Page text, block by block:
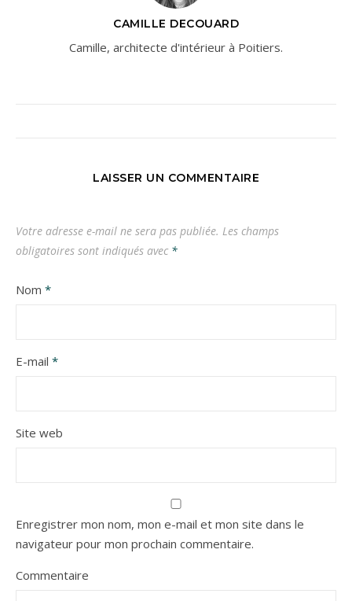
CAMILLE DECOUARD
Camille, architecte d'intérieur à Poitiers.
LAISSER UN COMMENTAIRE
Votre adresse e-mail ne sera pas publiée. Les champs
obligatoires sont indiqués avec *
Nom *
E-mail *
Site web
Enregistrer mon nom, mon e-mail et mon site dans le
navigateur pour mon prochain commentaire.
Commentaire